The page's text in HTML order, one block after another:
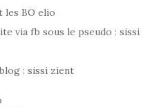
BO elio
via fb sous le pseudo : sissi
: sissi zient